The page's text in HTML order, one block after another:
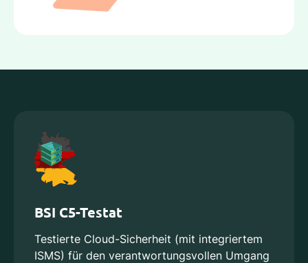
BSI C5-Testat
Testierte Cloud-Sicherheit (mit integriertem
ISMS) für den verantwortungsvollen Umgang